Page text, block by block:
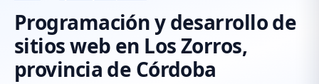
Programación y desarrollo de
sitios web en Los Zorros,
provincia de Córdoba